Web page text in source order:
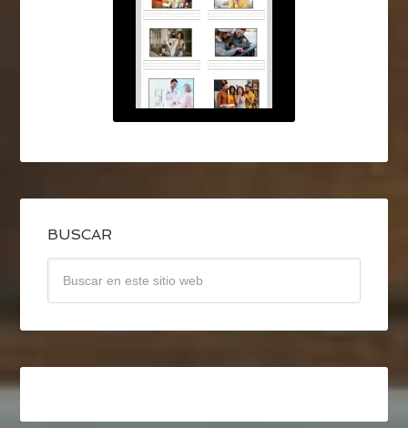
BUSCAR